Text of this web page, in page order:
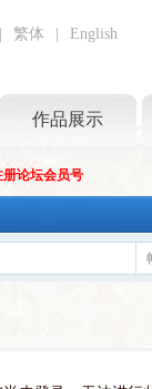
繁体 English
作品展示
论坛会员号